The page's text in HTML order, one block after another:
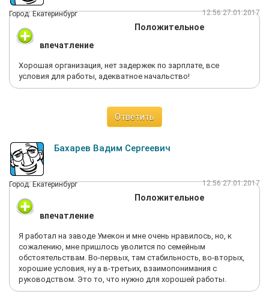
Город: Екатеринбург 12:56 27.01.2017
Положительное
впечатление
Хорошая организация, нет задержек по зарплате, все
условия для работы, адекватное начальство!
Ответить
Бахарев Вадим Сергеевич
Город: Екатеринбург 12:56 27.01.2017
Положительное
впечатление
Я работал на заводе Умекон и мне очень нравилось, но, к
сожалению, мне пришлось уволится по семейным
обстоятельствам. Во-первых, там стабильность, во-вторых,
хорошие условия, ну а в-третьих, взаимопонимания с
руководством. Это то, что нужно для хорошей работы.